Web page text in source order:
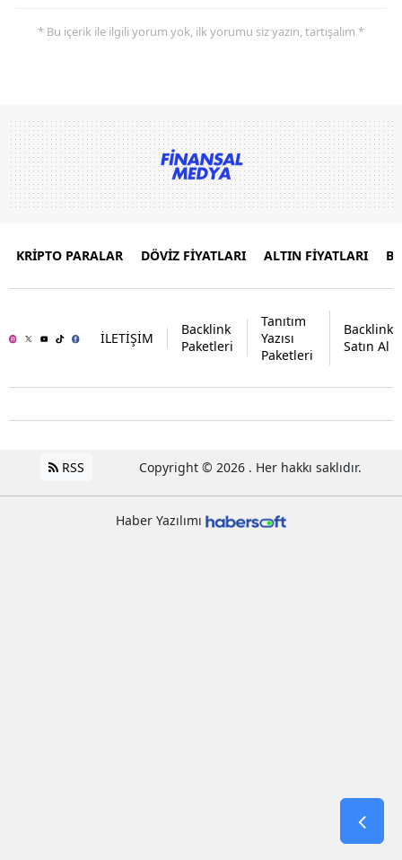
* Bu içerik ile ilgili yorum yok, ilk yorumu siz yazın, tartışalım *
KRİPTO PARALAR DÖVİZ FİYATLARI ALTIN FİYATLARI
İLETİŞİM
Backlink
Paketleri
Tanıtım
Yazısı
Paketleri
Backlink
Satın Al
RSS Copyright © 2026 . Her hakkı saklıdır.
Haber Yazılımı